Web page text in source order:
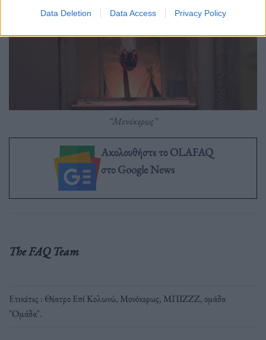
Data Deletion Data Access Privacy Policy
“Μονόκερως”
Ακολουθήστε το OLAFAQ
στο Google News
The FAQ Team
Ετικέτες : Θέατρο Επί Κολωνώ, Μονόκερως, ΜΠΙΖΖΖ,ομάδα
"Ομάδα".